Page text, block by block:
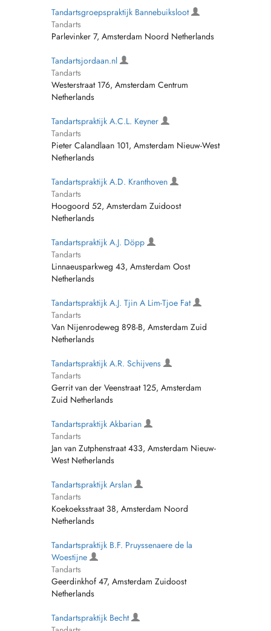
Tandartsgroepspraktijk Bannebuiksloot
Tandarts
Parlevinker 7, Amsterdam Noord Netherlands
Tandartsjordaan.nl
Tandarts
Westerstraat 176, Amsterdam Centrum
Netherlands
Tandartspraktijk A.C.L. Keyner
Tandarts
Pieter Calandlaan 101, Amsterdam Nieuw-West
Netherlands
Tandartspraktijk A.D. Kranthoven
Tandarts
Hoogoord 52, Amsterdam Zuidoost
Netherlands
Tandartspraktijk A.J. Döpp
Tandarts
Linnaeusparkweg 43, Amsterdam Oost
Netherlands
Tandartspraktijk A.J. Tjin A Lim-Tjoe Fat
Tandarts
Van Nijenrodeweg 898-B, Amsterdam Zuid
Netherlands
Tandartspraktijk A.R. Schijvens
Tandarts
Gerrit van der Veenstraat 125, Amsterdam
Zuid Netherlands
Tandartspraktijk Akbarian
Tandarts
Jan van Zutphenstraat 433, Amsterdam Nieuw-
West Netherlands
Tandartspraktijk Arslan
Tandarts
Koekoeksstraat 38, Amsterdam Noord
Netherlands
Tandartspraktijk B.F. Pruyssenaere de la
Woestijne
Tandarts
Geerdinkhof 47, Amsterdam Zuidoost
Netherlands
Tandartspraktijk Becht